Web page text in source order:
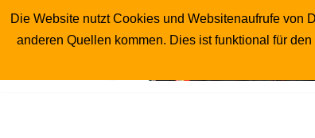
Zum
Die Website nutzt Cookies und Websitenaufrufe von
anderen Quellen kommen. Dies ist funktional für